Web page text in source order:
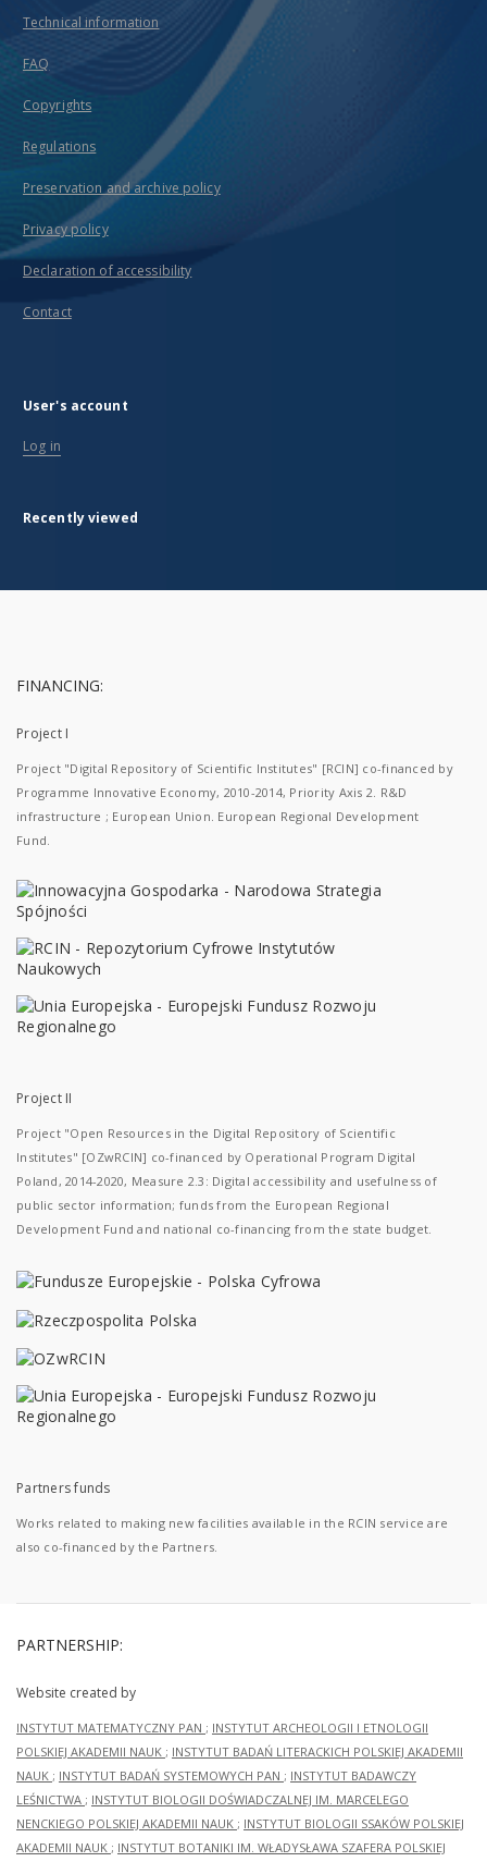
Technical information
FAQ
Copyrights
Regulations
Preservation and archive policy
Privacy policy
Declaration of accessibility
Contact
User's account
Log in
Recently viewed
FINANCING:
Project I
Project "Digital Repository of Scientific Institutes" [RCIN] co-financed by
Programme Innovative Economy, 2010-2014, Priority Axis 2. R&D
infrastructure ; European Union. European Regional Development
Fund.
Project II
Project "Open Resources in the Digital Repository of Scientific
Institutes" [OZwRCIN] co-financed by Operational Program Digital
Poland, 2014-2020, Measure 2.3: Digital accessibility and usefulness of
public sector information; funds from the European Regional
Development Fund and national co-financing from the state budget.
Partners funds
Works related to making new facilities available in the RCIN service are
also co-financed by the Partners.
PARTNERSHIP:
Website created by
INSTYTUT MATEMATYCZNY PAN ; INSTYTUT ARCHEOLOGII I ETNOLOGII
POLSKIEJ AKADEMII NAUK ; INSTYTUT BADAŃ LITERACKICH POLSKIEJ AKADEMII
NAUK ; INSTYTUT BADAŃ SYSTEMOWYCH PAN ; INSTYTUT BADAWCZY
LEŚNICTWA ; INSTYTUT BIOLOGII DOŚWIADCZALNEJ IM. MARCELEGO
NENCKIEGO POLSKIEJ AKADEMII NAUK ; INSTYTUT BIOLOGII SSAKÓW POLSKIEJ
AKADEMII NAUK ; INSTYTUT BOTANIKI IM. WŁADYSŁAWA SZAFERA POLSKIEJ